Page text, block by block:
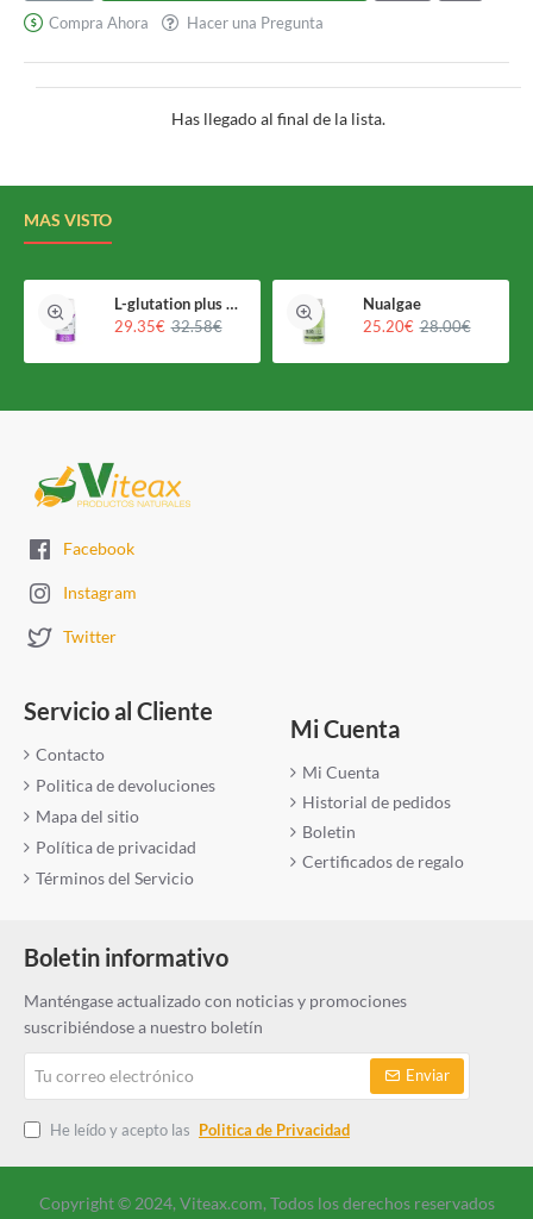
3
Peques
Compra Ahora Hacer una Pregunta
Has llegado al final de la lista.
MAS VISTO
L-glutation plus Holomega
29.35€ 32.58€
Nualgae
25.20€ 28.00€
Facebook
Instagram
Twitter
Servicio al Cliente
Contacto
Politica de devoluciones
Mapa del sitio
Política de privacidad
Términos del Servicio
Mi Cuenta
Mi Cuenta
Historial de pedidos
Boletin
Certificados de regalo
Boletin informativo
Manténgase actualizado con noticias y promociones
suscribiéndose a nuestro boletín
correo
Enviar
He leído y acepto las Politica de Privacidad
Copyright © 2024, Viteax.com, Todos los derechos reservados